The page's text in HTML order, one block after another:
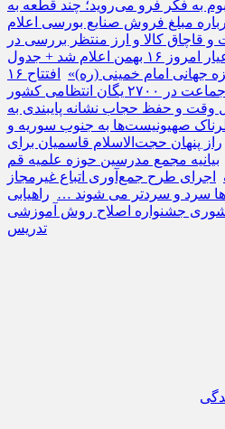
به فکر فرو می‌روید؛ چند قطعه به
مبلغ فروش صنایع بورسی اعلام
و قاچاق کالا و ارز منتظر بررسی در
جهانی امام خمینی (ره)»
افتتاح ۱۶
نماز جماعت در ۲۷۰۰ یگان انتظامی کشور
وقت و حفظ حجاب نشانه پایبندی به
صهیونیست‌ها به جنوب سوریه و
راز پنهان حجت‌الاسلام قاسمیان برای
بیانیه مجمع مدرسین حوزه علمیه قم
اجرای طرح جمع‌آوری اتباع غیرمجاز
سرد و سردتر می شوند … راهیابی
جشنواره اصلاح روش‌ آموزشی
تدریس